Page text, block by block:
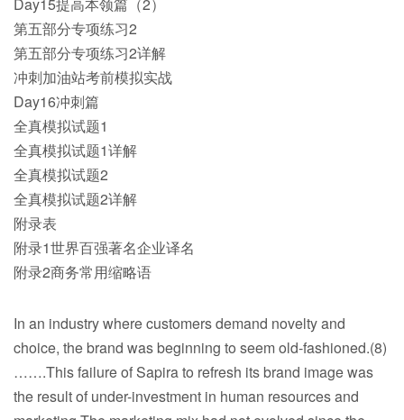
第五部分专项练习2
第五部分专项练习2详解
冲刺加油站考前模拟实战
Day16冲刺篇
全真模拟试题1
全真模拟试题1详解
全真模拟试题2
全真模拟试题2详解
附录表
附录1世界百强著名企业译名
附录2商务常用缩略语
In an industry where customers demand novelty and
choice, the brand was beginning to seem old-fashioned.(8)
…….This failure of Sapira to refresh its brand image was
the result of under-investment in human resources and